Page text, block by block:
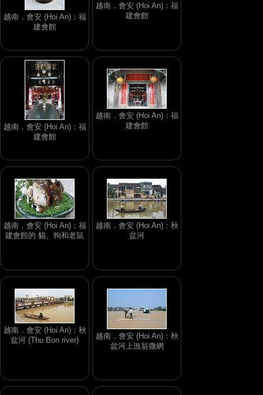
越南．會安 (Hoi An)：福
建會館
越南．會安 (Hoi An)：福
建會館
越南．會安 (Hoi An)：福
建會館
越南．會安 (Hoi An)：福
建會館
越南．會安 (Hoi An)：福
建會館的 貓、狗和老鼠
越南．會安 (Hoi An)：秋
盆河
越南．會安 (Hoi An)：秋
盆河 (Thu Bon river)
越南．會安 (Hoi An)：秋
盆河上漁翁撒網